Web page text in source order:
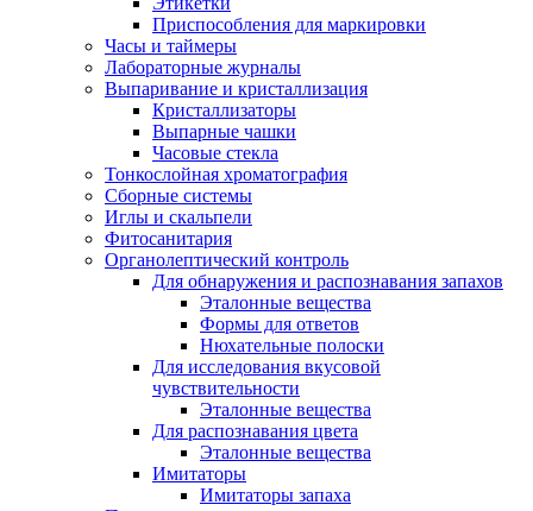
Приспособления для маркировки
Часы и таймеры
Лабораторные журналы
Выпаривание и кристаллизация
Кристаллизаторы
Выпарные чашки
Часовые стекла
Тонкослойная хроматография
Сборные системы
Иглы и скальпели
Фитосанитария
Органолептический контроль
Для обнаружения и распознавания запахов
Эталонные вещества
Формы для ответов
Нюхательные полоски
Для исследования вкусовой
чувствительности
Эталонные вещества
Для распознавания цвета
Эталонные вещества
Имитаторы
Имитаторы запаха